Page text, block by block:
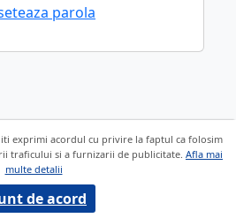
parola
exprimi acordul cu privire la faptul ca folosim
traficului si a furnizarii de publicitate. Afla mai
multe detalii
de acord